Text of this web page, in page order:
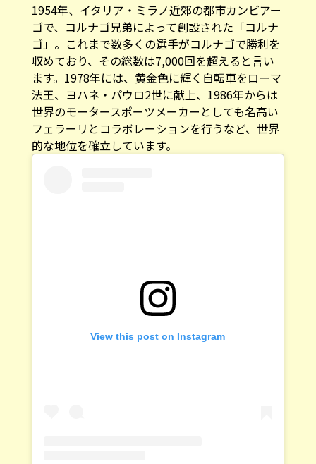
1954年、イタリア・ミラノ近郊の都市カンビアー
ゴで、コルナゴ兄弟によって創設された「コルナ
ゴ」。これまで数多くの選手がコルナゴで勝利を
収めており、その総数は7,000回を超えると言い
ます。1978年には、黄金色に輝く自転車をローマ
法王、ヨハネ・パウロ2世に献上、1986年からは
世界のモータースポーツメーカーとしても名高い
フェラーリとコラボレーションを行うなど、世界
的な地位を確立しています。
View this post on Instagram